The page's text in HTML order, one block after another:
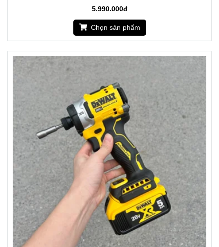
5.990.000đ
Chọn sản phẩm